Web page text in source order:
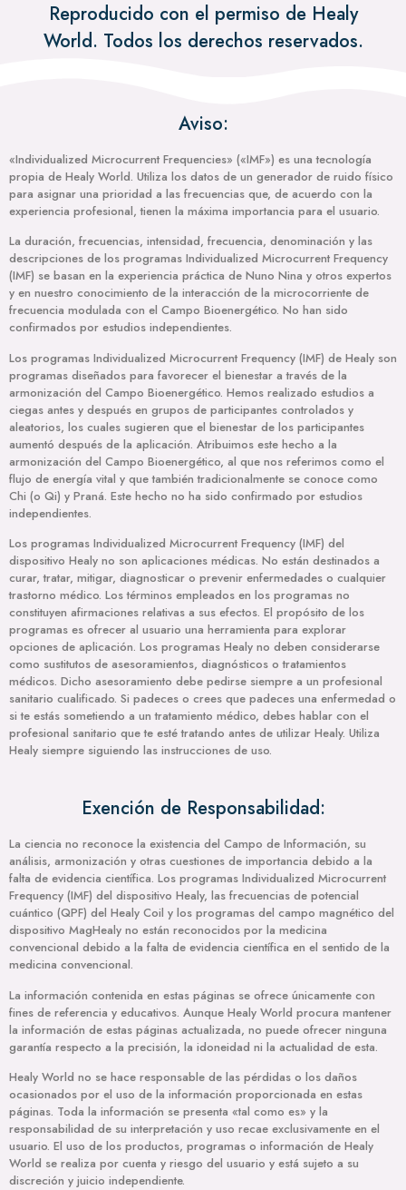
Reproducido con el permiso de Healy
World. Todos los derechos reservados.
Aviso:
«Individualized Microcurrent Frequencies» («IMF») es una tecnología
propia de Healy World. Utiliza los datos de un generador de ruido físico
para asignar una prioridad a las frecuencias que, de acuerdo con la
experiencia profesional, tienen la máxima importancia para el usuario.
La duración, frecuencias, intensidad, frecuencia, denominación y las
descripciones de los programas Individualized Microcurrent Frequency
(IMF) se basan en la experiencia práctica de Nuno Nina y otros expertos
y en nuestro conocimiento de la interacción de la microcorriente de
frecuencia modulada con el Campo Bioenergético. No han sido
confirmados por estudios independientes.
Los programas Individualized Microcurrent Frequency (IMF) de Healy son
programas diseñados para favorecer el bienestar a través de la
armonización del Campo Bioenergético. Hemos realizado estudios a
ciegas antes y después en grupos de participantes controlados y
aleatorios, los cuales sugieren que el bienestar de los participantes
aumentó después de la aplicación. Atribuimos este hecho a la
armonización del Campo Bioenergético, al que nos referimos como el
flujo de energía vital y que también tradicionalmente se conoce como
Chi (o Qi) y Praná. Este hecho no ha sido confirmado por estudios
independientes.
Los programas Individualized Microcurrent Frequency (IMF) del
dispositivo Healy no son aplicaciones médicas. No están destinados a
curar, tratar, mitigar, diagnosticar o prevenir enfermedades o cualquier
trastorno médico. Los términos empleados en los programas no
constituyen afirmaciones relativas a sus efectos. El propósito de los
programas es ofrecer al usuario una herramienta para explorar
opciones de aplicación. Los programas Healy no deben considerarse
como sustitutos de asesoramientos, diagnósticos o tratamientos
médicos. Dicho asesoramiento debe pedirse siempre a un profesional
sanitario cualificado. Si padeces o crees que padeces una enfermedad o
si te estás sometiendo a un tratamiento médico, debes hablar con el
profesional sanitario que te esté tratando antes de utilizar Healy. Utiliza
Healy siempre siguiendo las instrucciones de uso.
Exención de Responsabilidad:
La ciencia no reconoce la existencia del Campo de Información, su
análisis, armonización y otras cuestiones de importancia debido a la
falta de evidencia científica. Los programas Individualized Microcurrent
Frequency (IMF) del dispositivo Healy, las frecuencias de potencial
cuántico (QPF) del Healy Coil y los programas del campo magnético del
dispositivo MagHealy no están reconocidos por la medicina
convencional debido a la falta de evidencia científica en el sentido de la
medicina convencional.
La información contenida en estas páginas se ofrece únicamente con
fines de referencia y educativos. Aunque Healy World procura mantener
la información de estas páginas actualizada, no puede ofrecer ninguna
garantía respecto a la precisión, la idoneidad ni la actualidad de esta.
Healy World no se hace responsable de las pérdidas o los daños
ocasionados por el uso de la información proporcionada en estas
páginas. Toda la información se presenta «tal como es» y la
responsabilidad de su interpretación y uso recae exclusivamente en el
usuario. El uso de los productos, programas o información de Healy
World se realiza por cuenta y riesgo del usuario y está sujeto a su
discreción y juicio independiente.